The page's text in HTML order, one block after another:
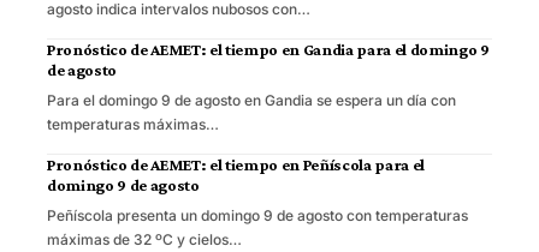
agosto indica intervalos nubosos con…
Pronóstico de AEMET: el tiempo en Gandia para el domingo 9
de agosto
Para el domingo 9 de agosto en Gandia se espera un día con
temperaturas máximas…
Pronóstico de AEMET: el tiempo en Peñíscola para el
domingo 9 de agosto
Peñíscola presenta un domingo 9 de agosto con temperaturas
máximas de 32 ºC y cielos…